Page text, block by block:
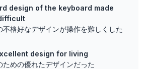
design of the keyboard made
不格好なデザインが操作を難しくした
design for living
ための優れたデザインだった